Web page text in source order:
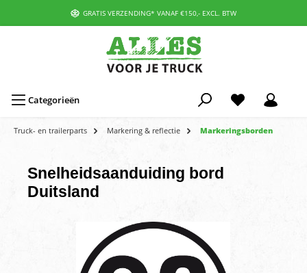
GRATIS VERZENDING* VANAF €150,- EXCL. BTW
Categorieën
Truck- en trailerparts Markering & reflectie Markeringsborden
Snelheidsaanduiding bord
Duitsland